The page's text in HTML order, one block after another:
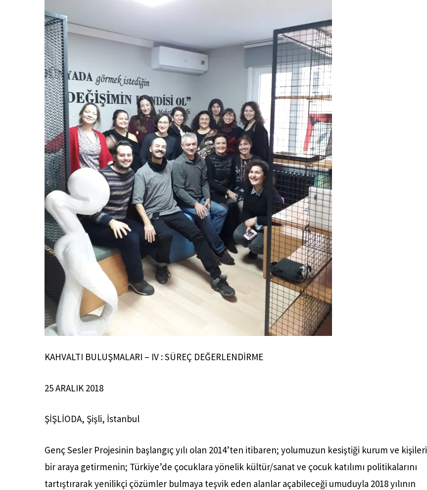
KAHVALTI BULUŞMALARI – IV : SÜREÇ DEĞERLENDİRME
25 ARALIK 2018
ŞİŞLİODA, Şişli, İstanbul
Genç Sesler Projesinin başlangıç yılı olan 2014’ten itibaren; yolumuzun kesiştiği kurum ve kişileri
bir araya getirmenin; Türkiye’de çocuklara yönelik kültür/sanat ve çocuk katılımı politikalarını
tartıştırarak yenilikçi çözümler bulmaya teşvik eden alanlar açabileceği umuduyla 2018 yılının